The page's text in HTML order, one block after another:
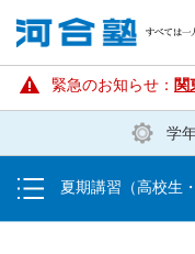
塾生の方
緊急のお知らせ： 関
学
夏期講習（高校生
講座を探す・申し込む
受講料・お申し込み方
受講開始までの流れ
校舎・教室一覧